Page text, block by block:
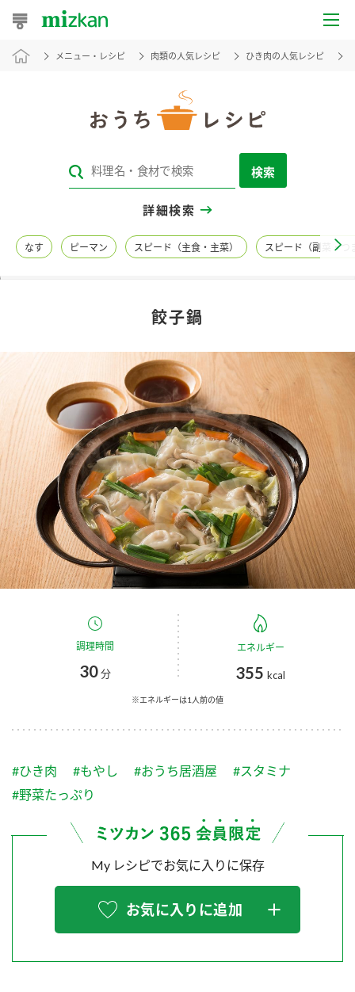
おうちレシピ
レシピカテゴリ一覧
レシピ名特集
調味酢
お酢ドリンク ぽん酢
みりん風・料理酒 鍋用調味料
スープ 中華
ふりかけ
炊き込みご飯の素 米飯用調味液
新商品一覧
キャンペーン情報
ブランド・スペシャルサイト
ブランド・スペシャルサイト トップ
商品ブランドサイト
Fibee（ファイビー）
カンタン酢
お酢ドリンク
かおりの蔵
つゆ
鍋なび
納豆のサイト
お酢を知ろう！
企業情報
国内事業概要
ミツカングループについて
企業理念
ミツカンを知る
水の文化センター（アーカイブ）
ZENB initiative
MIM（ミツカンミュージアム）
お客様相談センター
お客様の声をいかしました
販売終了製品のご案内
よくあるご質問
メニュー・レシピ 肉類の人気レシピ ひき肉の人気レシピ
検索
詳細検索
なす ピーマン スピード（主食・主菜） スピード（副菜・つ
餃子鍋
調理時間
30分
エネルギー
355 kcal
※エネルギーは1人前の値
#ひき肉 #もやし #おうち居酒屋
#スタミナ
#野菜たっぷり
My レシピでお気に入りに保存
お気に入りに追加